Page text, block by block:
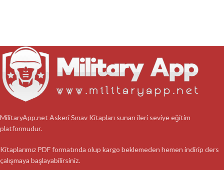
MilitaryApp.net Askeri Sınav Kitapları sunan ileri seviye eğitim
platformudur.
Kitaplarımız PDF formatında olup kargo beklemeden hemen indirip ders
çalışmaya başlayabilirsiniz.